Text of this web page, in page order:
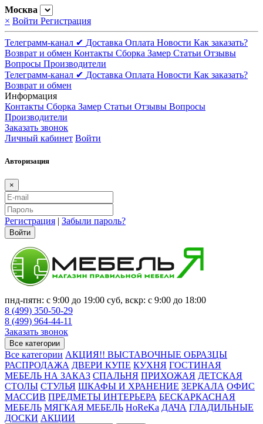
Москва
× Войти Регистрация
Телеграмм-канал ✔ Доставка Оплата Новости Как заказать?
Возврат и обмен Контакты Сборка Замер Статьи Отзывы
Вопросы Производители
Телеграмм-канал ✔ Доставка Оплата Новости Как заказать?
Возврат и обмен
Информация
Контакты Сборка Замер Статьи Отзывы Вопросы
Производители
Заказать звонок
Личный кабинет Войти
Авторизация
×
Регистрация | Забыли пароль?
Войти
пнд-пятн: с 9:00 до 19:00 суб, вскр: с 9:00 до 18:00
8 (499) 350-50-29
8 (499) 964-44-11
Заказать звонок
Все категории
Все категории АКЦИЯ!! ВЫСТАВОЧНЫЕ ОБРАЗЦЫ
РАСПРОДАЖА ДВЕРИ КУПЕ КУХНЯ ГОСТИНАЯ
МЕБЕЛЬ НА ЗАКАЗ СПАЛЬНЯ ПРИХОЖАЯ ДЕТСКАЯ
СТОЛЫ СТУЛЬЯ ШКАФЫ И ХРАНЕНИЕ ЗЕРКАЛА ОФИС
МАССИВ ПРЕДМЕТЫ ИНТЕРЬЕРА БЕСКАРКАСНАЯ
МЕБЕЛЬ МЯГКАЯ МЕБЕЛЬ HoReKa ДАЧА ГЛАДИЛЬНЫЕ
ДОСКИ АКЦИИ